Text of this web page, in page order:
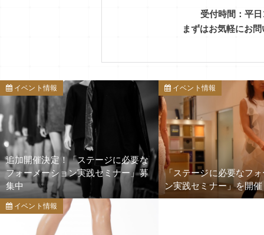
受付時間：平
まずはお気軽にお
追加開催決定！「ステージに必要な
フォーメーション実践セミナー」募
集中
イベント情報
「ステージに必要なフ
ン実践セミナー」を開
イベント情報
イベント情報